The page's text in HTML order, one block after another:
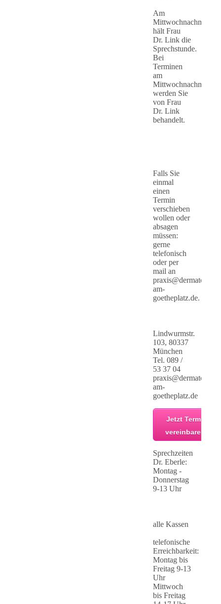
Am
Mittwochnachmittag
hält Frau
Dr. Link die
Sprechstunde.
Bei
Terminen
am
Mittwochnachmittag
werden Sie
von Frau
Dr. Link
behandelt.
Falls Sie
einmal
einen
Termin
verschieben
wollen oder
absagen
müssen:
gerne
telefonisch
oder per
mail an
am-
goetheplatz.de.
Lindwurmstr.
103, 80337
München
Tel. 089 /
53 37 04
am-
goetheplatz.de
Jetzt Termin
vereinbaren!
Sprechzeiten
Dr. Eberle:
Montag -
Donnerstag
9-13 Uhr
alle Kassen
telefonische
Erreichbarkeit:
Montag bis
Freitag 9-13
Uhr
Mittwoch
bis Freitag